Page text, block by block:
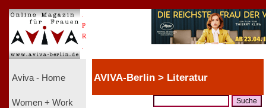
P
R
Aviva - Home
Women + Work
AVIVA-Berlin > Literatur